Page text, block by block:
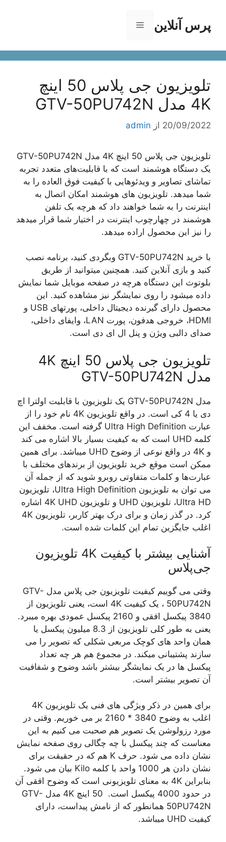
محتواپرس آنلاین فهرست
تلویزیون جی پلاس 50 اینچ
4K مدل GTV-50PU742N
20/09/2022 از admin
تلویزیون جی پلاس 50 اینچ 4K مدل GTV-50PU742N
یک دستگاه هوشمند است که با قابلیت‌های متعدد تجربه
تماشای تصاویر و ویدئوهایی با کیفیت فوق العاده را به
شما میدهد. تلویزیون های هوشمند امکان اتصال به
اینترنت را به شما خواهند داد که هرچه یک تلفن
هوشمند در چهارچوب اینترنت در اختیار شما قرار میدهد
را نیز این محصول اراده میدهد.
با خرید GTV-50PU742N وبگردی کنید، برنامه نصب
کنید و بازی آنلاین کنید. همچنین میتوانید از طریق
بلوتوث این دستگاه هرچه در صفحه موبایل شما نمایش
داده میشود را روی نمایشگر نیز مشاهده کنید. این
محصول دارای گیرنده دیجیتال داخلی، پورتهای USB و
HDMI، خروجی هدفون، پورت LAN، وایفای داخلی،
صدای دالبی ویژن و پنل ال ای دی است.
تلویزیون جی پلاس 50 اینچ 4K
مدل GTV-50PU742N
مدل GTV-50PU742N یک تلویزیون با قابلیت اولترا اچ
دی یا 4 کی است. در واقع تلویزیون 4K نام خود را از
عبارت Ultra High Definition گرفته است. مخفف این
کلمه UHD است که به کیفیت بسیار بالا اشاره می کند
و 4K در واقع نوعی از وضوح UHD میباشد. برای همین
ممکن است موقع خرید تلویزیون از برندهای مختلف با
عبارت‌ها و کلمات متفاوتی روبرو شوید که از جمله آن
می توان به تلویزیون Ultra High Definition، تلویزیون
Ultra HD، تلویزیون UHD و تلویزیون 4K UHD اشاره
کرد. در گذر زمان و برای درک بهتر کاربر، تلویزیون 4K
اغلب جایگزین تمام این کلمات شده است.
آشنایی بیشتر با کیفیت 4K تلویزیون
جی‌پلاس
وقتی می گوییم کیفیت تلویزیون جی پلاس مدل GTV-
50PU742N ، یک کیفیت 4K است، یعنی تلویزیون از
3840 پیکسل افقی و 2160 پیکسل عمودی بهره میبرد.
یعنی به طور کلی تلویزیون از 8.3 میلیون پیکسل یا
همان واحد های کوچک مربعی شکلی که تصویر را می
سازند پشتیبانی میکند. در مجموع هم هر چه تعداد
پیکسل ها در یک نمایشگر بیشتر باشد وضوح و شفافیت
آن تصویر بیشتر است.
برای همین در ذکر ویژگی های فنی یک تلویزیون 4K
اغلب به وضوح 3840 * 2160 بر می خوریم. وقتی در
مورد رزولوشن یک تصویر هم صحبت می کنیم به این
معناست که چند پیکسل با چه چگالی روی صفحه نمایش
نشان داده می شود. حرف K هم که در حقیقت برای
نشان دادن هر 1000 واحد با کلمه Kilo بیان می شود.
بنابراین 4K به معنای تلویزیونی است که وضوح افقی آن
در حدود 4000 پیکسل است. 50 اینچ 4K مدل GTV-
50PU742N همانطور که از نامش پیداست، دارای
کیفیت UHD میباشد.